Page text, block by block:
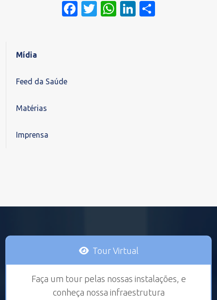
Facebook
Twitter
WhatsApp
LinkedIn
Mídia
Feed da Saúde
Matérias
Imprensa
Tour Virtual
Faça um tour pelas nossas instalações, e
conheça nossa infraestrutura